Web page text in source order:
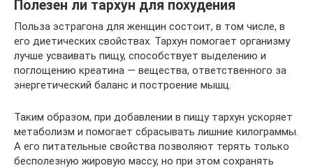
Полезен ли тархун для похудения
Польза эстрагона для женщин состоит, в том числе, в
его диетических свойствах. Тархун помогает организму
лучше усваивать пищу, способствует выделению и
поглощению креатина — вещества, ответственного за
энергетический баланс и построение мышц.
Таким образом, при добавлении в пищу тархун ускоряет
метаболизм и помогает сбрасывать лишние килограммы.
А его питательные свойства позволяют терять только
бесполезную жировую массу, но при этом сохранять